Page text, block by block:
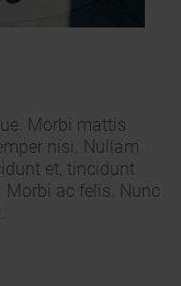
Morbi mattis
nisi. Nullam
et, tincidunt
Morbi ac felis. Nunc